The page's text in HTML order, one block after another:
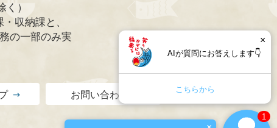
）
収納課と、
の一部のみ実
お問い合わせ
AIが質問にお答えします👇
こちらから
×
1